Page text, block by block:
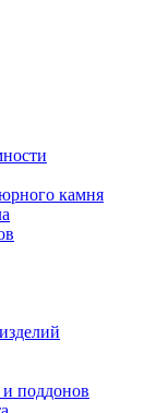
камня
поддонов